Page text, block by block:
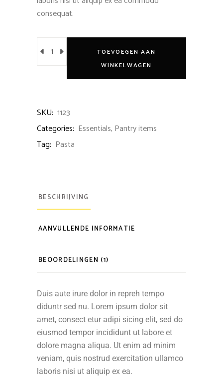
consequat.
TOEVOEGEN AAN
WINKELWAGEN
SKU: 1123
Categories: Essentials, Pantry items
Tag: Pasta
BESCHRIJVING
AANVULLENDE INFORMATIE
BEOORDELINGEN (1)
Duis aute irure dolor in repreh tempo
diduntr sed nu. Lorem ipsum dolor sit
amet, consect etur adipi sicing elit, sed do
eiusmod tempor incididunt ut labore et
dolore magna aliqua. Ut enim ad minim
veniam, quis nostrud exercitation ullamco
laboris nisi ut aliquip ex ea.